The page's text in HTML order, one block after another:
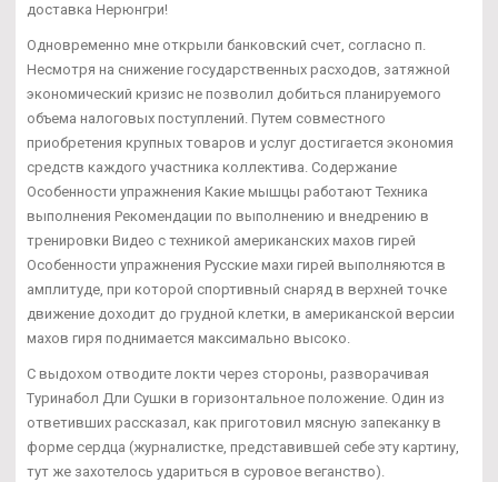
доставка Нерюнгри!
Одновременно мне открыли банковский счет, согласно п.
Несмотря на снижение государственных расходов, затяжной
экономический кризис не позволил добиться планируемого
объема налоговых поступлений. Путем совместного
приобретения крупных товаров и услуг достигается экономия
средств каждого участника коллектива. Содержание
Особенности упражнения Какие мышцы работают Техника
выполнения Рекомендации по выполнению и внедрению в
тренировки Видео с техникой американских махов гирей
Особенности упражнения Русские махи гирей выполняются в
амплитуде, при которой спортивный снаряд в верхней точке
движение доходит до грудной клетки, в американской версии
махов гиря поднимается максимально высоко.
С выдохом отводите локти через стороны, разворачивая
Туринабол Дли Сушки в горизонтальное положение. Один из
ответивших рассказал, как приготовил мясную запеканку в
форме сердца (журналистке, представившей себе эту картину,
тут же захотелось удариться в суровое веганство).